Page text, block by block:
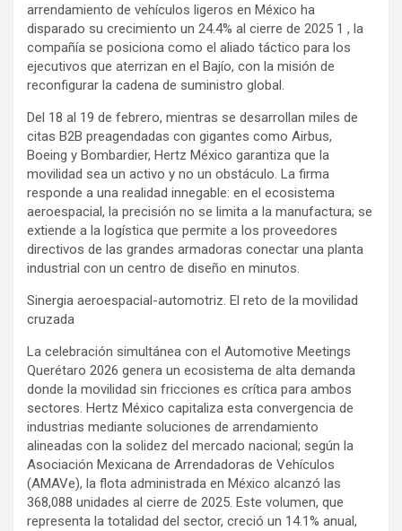
arrendamiento de vehículos ligeros en México ha
disparado su crecimiento un 24.4% al cierre de 2025 1 , la
compañía se posiciona como el aliado táctico para los
ejecutivos que aterrizan en el Bajío, con la misión de
reconfigurar la cadena de suministro global.
Del 18 al 19 de febrero, mientras se desarrollan miles de
citas B2B preagendadas con gigantes como Airbus,
Boeing y Bombardier, Hertz México garantiza que la
movilidad sea un activo y no un obstáculo. La firma
responde a una realidad innegable: en el ecosistema
aeroespacial, la precisión no se limita a la manufactura; se
extiende a la logística que permite a los proveedores
directivos de las grandes armadoras conectar una planta
industrial con un centro de diseño en minutos.
Sinergia aeroespacial-automotriz. El reto de la movilidad
cruzada
La celebración simultánea con el Automotive Meetings
Querétaro 2026 genera un ecosistema de alta demanda
donde la movilidad sin fricciones es crítica para ambos
sectores. Hertz México capitaliza esta convergencia de
industrias mediante soluciones de arrendamiento
alineadas con la solidez del mercado nacional; según la
Asociación Mexicana de Arrendadoras de Vehículos
(AMAVe), la flota administrada en México alcanzó las
368,088 unidades al cierre de 2025. Este volumen, que
representa la totalidad del sector, creció un 14.1% anual,